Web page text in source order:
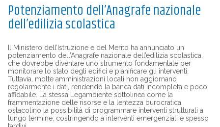
Potenziamento dell’Anagrafe nazionale
dell’edilizia scolastica
Il Ministero dell’Istruzione e del Merito ha annunciato un
potenziamento dell’Anagrafe nazionale dell’edilizia scolastica,
che dovrebbe diventare uno strumento fondamentale per
monitorare lo stato degli edifici e pianificare gli interventi.
Tuttavia, molte amministrazioni locali non aggiornano
regolarmente i dati, rendendo la banca dati incompleta e poco
affidabile. La stessa Legambiente sottolinea come la
frammentazione delle risorse e la lentezza burocratica
ostacolino la possibilità di programmare interventi strutturali a
lungo termine, costringendo a interventi emergenziali e spesso